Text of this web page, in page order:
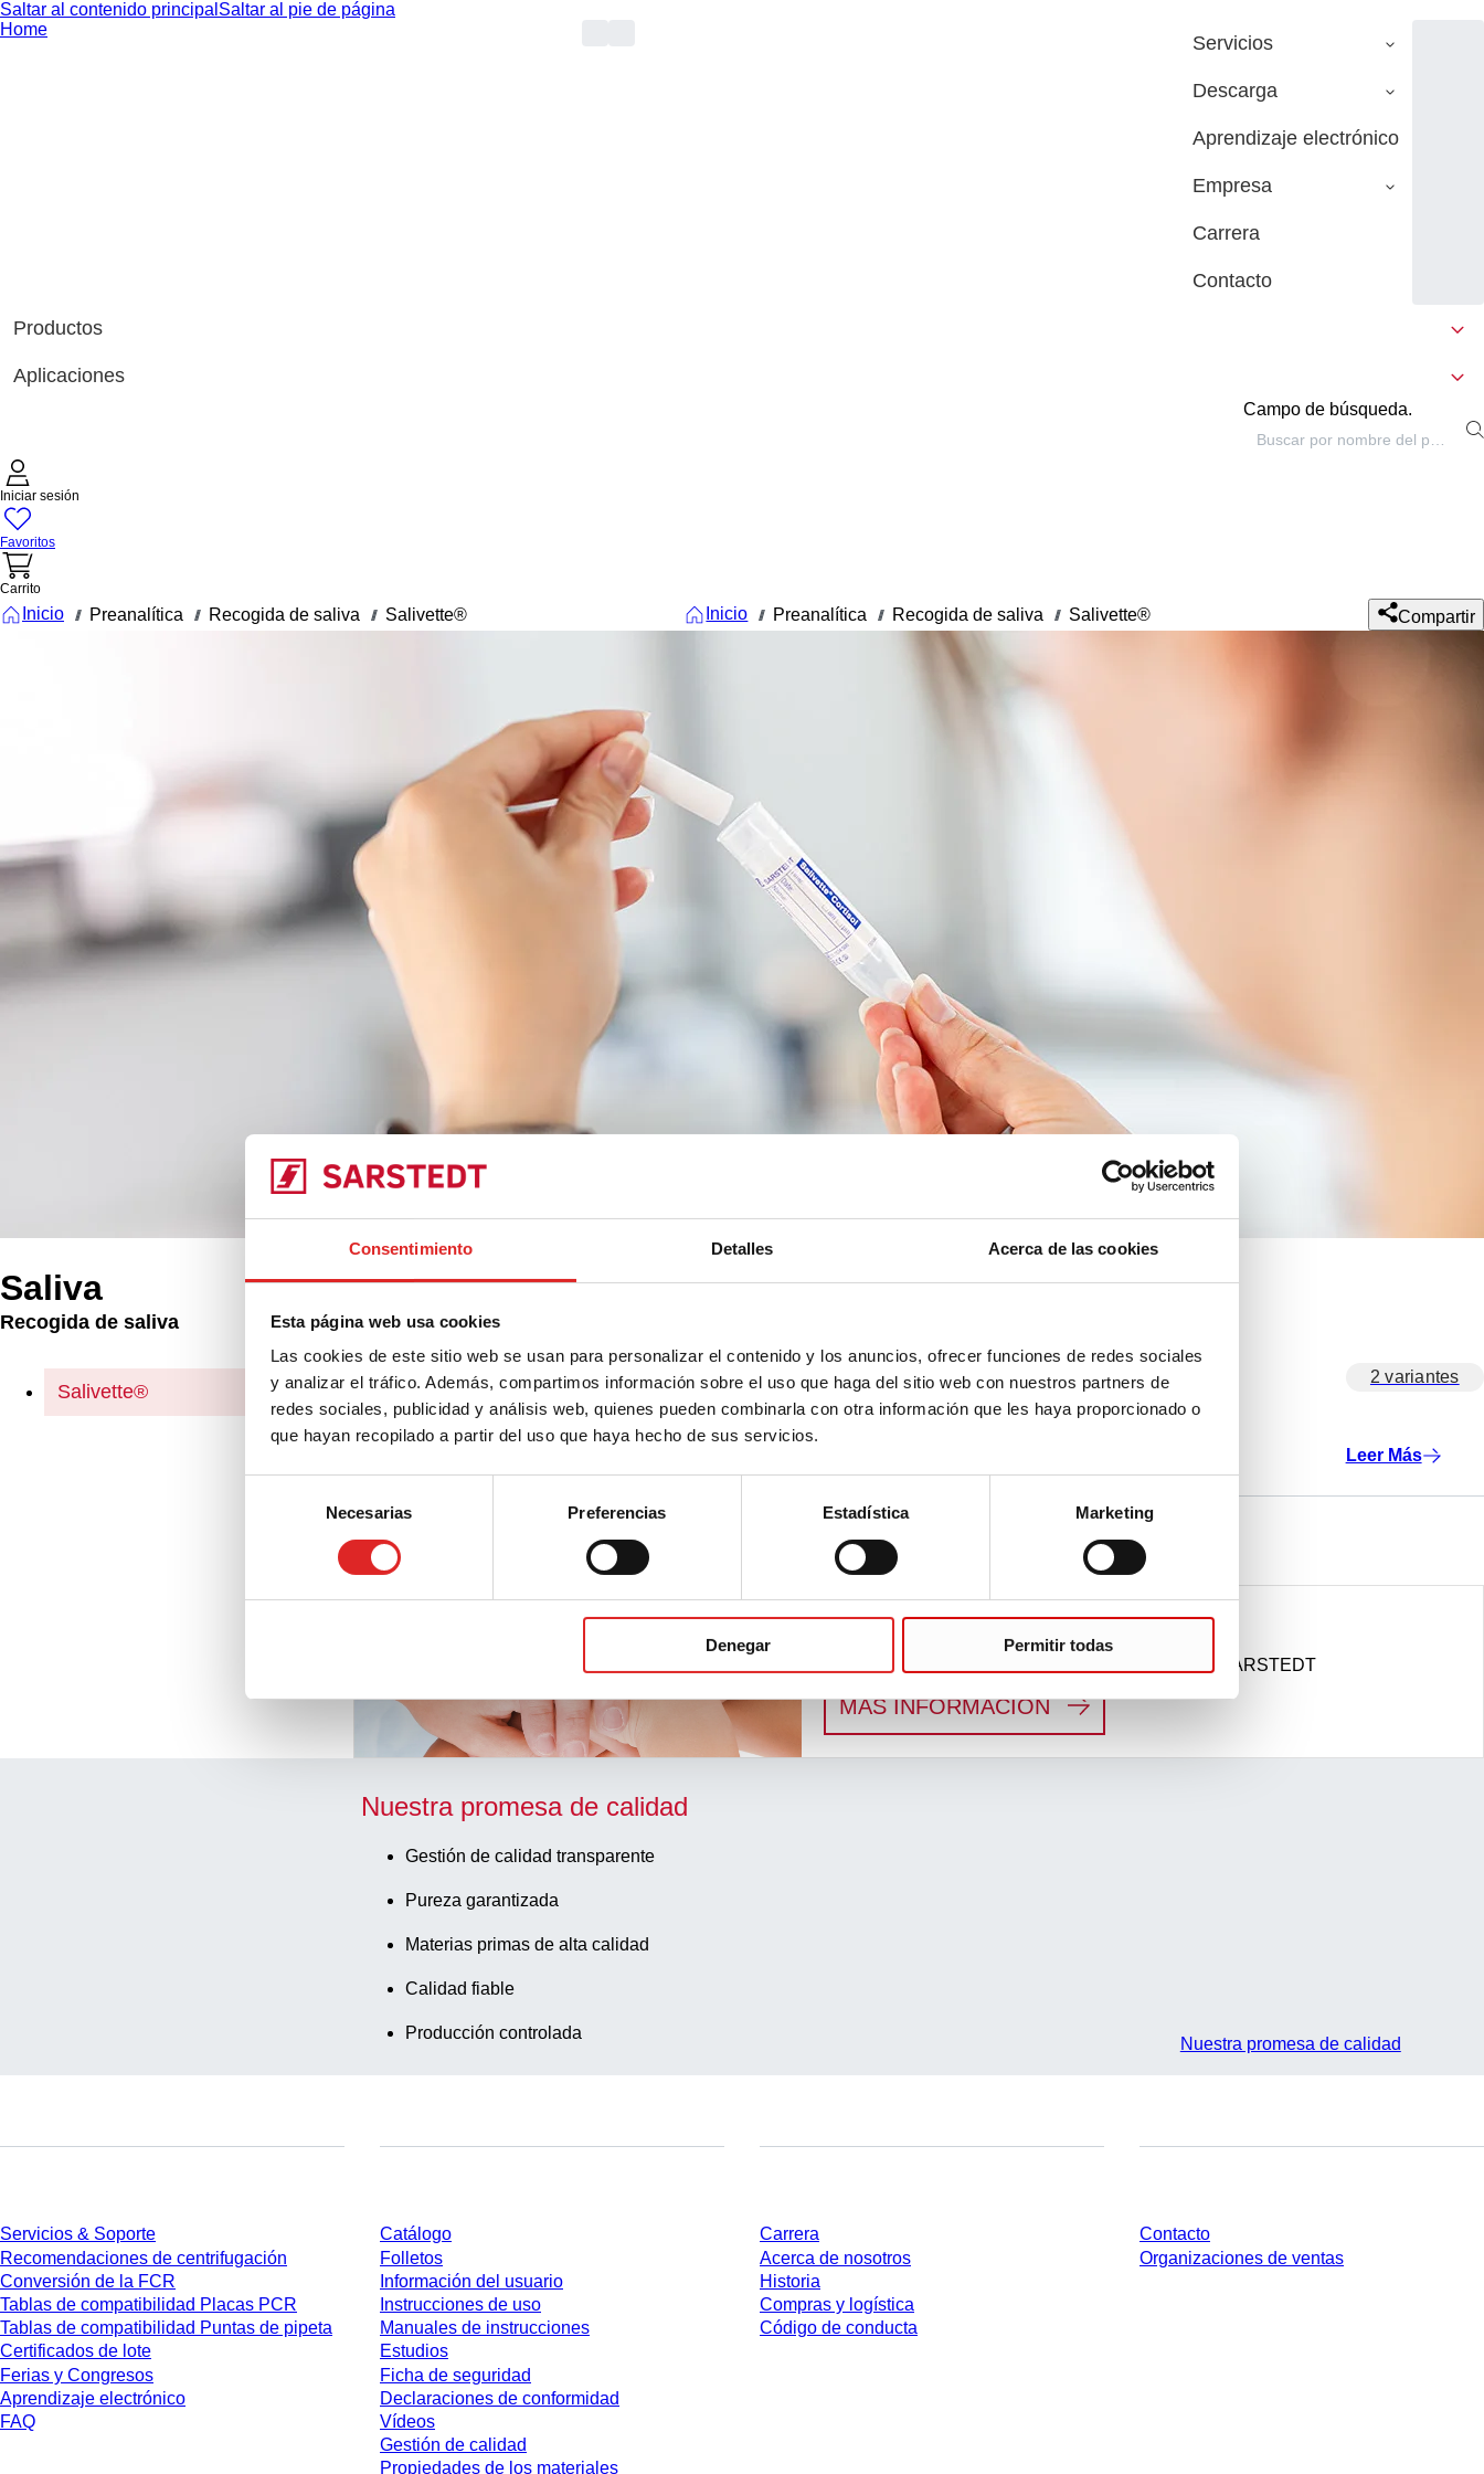
Consentimiento Detalles Acerca de las cookies
Esta página web usa cookies
Las cookies de este sitio web se usan para personalizar el contenido y los anuncios, ofrecer funciones de redes sociales
y analizar el tráfico. Además, compartimos información sobre el uso que haga del sitio web con nuestros partners de
redes sociales, publicidad y análisis web, quienes pueden combinarla con otra información que les haya proporcionado o
que hayan recopilado a partir del uso que haya hecho de sus servicios.
consentimiento
Necesarias Preferencias Estadística Marketing
Denegar Permitir todas
Saltar al contenido principal Saltar al pie de página
Home
Servicios
Descarga
Aprendizaje electrónico
Empresa
Carrera
Contacto
Productos
Aplicaciones
Campo de búsqueda.
Iniciar sesión
Favoritos
Carrito
Inicio /// Preanalítica /// Recogida de saliva /// Salivette® Inicio /// Preanalítica /// Recogida de saliva /// Salivette® Compartir
Saliva
Recogida de saliva
Salivette®
Salivette® 2 variantes
Leer Más
Páginas relacionadas
Flujo de trabajo preanalítico
Soluciones innovadoras para el análisis previo de SARSTEDT
MÁS INFORMACIÓN:FLUJO DE TRABAJO PREANALÍTICO
Nuestra promesa de calidad
Gestión de calidad transparente
Pureza garantizada
Materias primas de alta calidad
Calidad fiable
Producción controlada
Nuestra promesa de calidad
Servicios & Soporte
Recomendaciones de centrifugación
Conversión de la FCR
Tablas de compatibilidad Placas PCR
Tablas de compatibilidad Puntas de pipeta
Certificados de lote
Ferias y Congresos
Aprendizaje electrónico
FAQ
Catálogo
Folletos
Información del usuario
Instrucciones de uso
Manuales de instrucciones
Estudios
Ficha de seguridad
Declaraciones de conformidad
Vídeos
Gestión de calidad
Propiedades de los materiales
Carrera
Acerca de nosotros
Historia
Compras y logística
Código de conducta
Contacto
Organizaciones de ventas